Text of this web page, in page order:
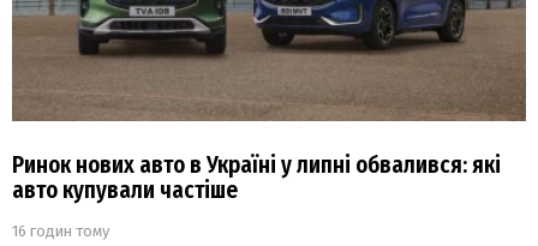
Ринок нових авто в Україні у липні обвалився: які
авто купували частіше
16 годин тому